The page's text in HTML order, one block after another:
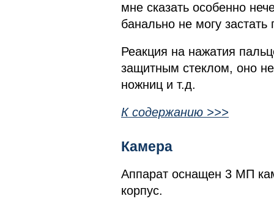
мне сказать особенно
банально не могу
Реакция на нажатия
защитным стеклом, оно
ножниц и т.д.
К содержанию >>>
Камера
Аппарат оснащен 3 МП
корпус.